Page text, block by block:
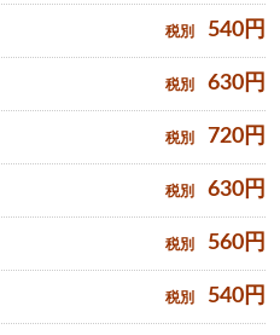
税別 540 円
税別 630 円
税別 720 円
税別 630 円
税別 560 円
税別 540 円